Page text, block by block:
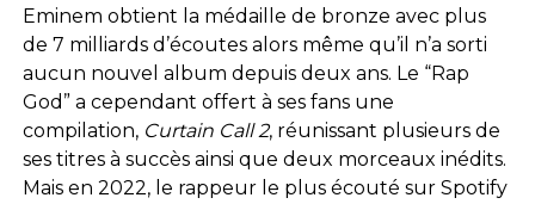
Eminem obtient la médaille de bronze avec plus
de 7 milliards d’écoutes alors même qu’il n’a sorti
aucun nouvel album depuis deux ans. Le “Rap
God” a cependant offert à ses fans une
compilation, Curtain Call 2, réunissant plusieurs de
ses titres à succès ainsi que deux morceaux inédits.
Mais en 2022, le rappeur le plus écouté sur Spotify